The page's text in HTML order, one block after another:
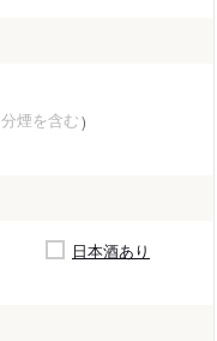
分煙を含む
日本酒あり